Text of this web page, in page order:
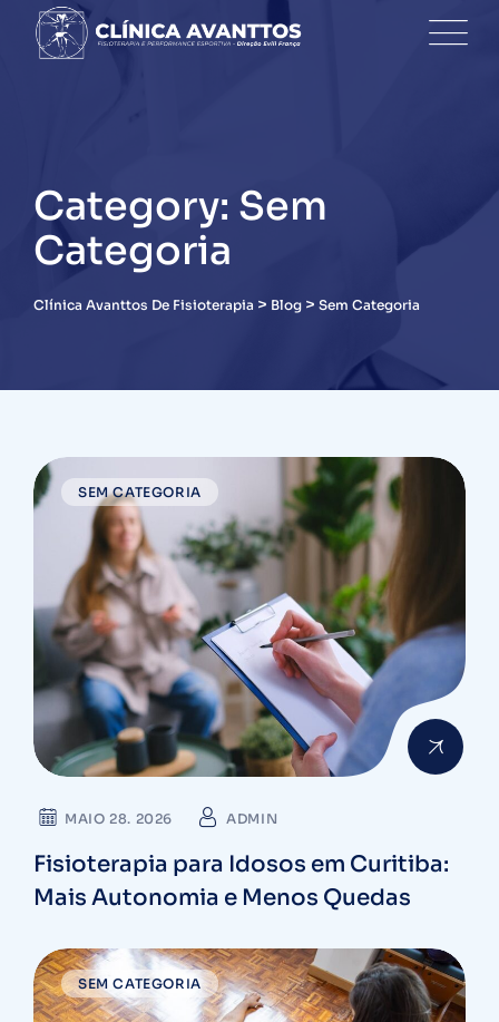
content
Category: Sem
Categoria
Clínica Avanttos De Fisioterapia > Blog > Sem Categoria
SEM CATEGORIA
MAIO 28. 2026 ADMIN
Fisioterapia para Idosos em Curitiba:
Mais Autonomia e Menos Quedas
SEM CATEGORIA